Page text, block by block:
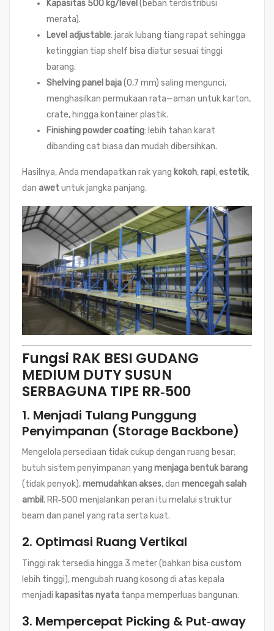
Kapasitas 500 kg/level (beban terdistribusi
merata).
Level adjustable: jarak lubang tiang rapat sehingga
ketinggian tiap shelf bisa diatur sesuai tinggi
barang.
Shelving panel baja(0,7 mm) saling mengunci,
menghasilkan permukaan rata—aman untuk karton,
crate, hingga kontainer plastik.
Finishing powder coating: lebih tahan karat
dibanding cat biasa dan mudah dibersihkan.
Hasilnya, Anda mendapatkan rak yang kokoh,rapi,estetik,
dan awetuntuk jangka panjang.
Fungsi RAK BESI GUDANG
MEDIUM DUTY SUSUN
SERBAGUNA TIPE RR‑500
1. Menjadi Tulang Punggung
Penyimpanan (Storage Backbone)
Mengelola persediaan tidak cukup dengan ruang besar;
butuh sistem penyimpanan yang menjaga bentuk barang
(tidak penyok),memudahkan akses, dan mencegah salah
ambil. RR‑500 menjalankan peran itu melalui struktur
beam dan panel yang rata serta kuat.
2. Optimasi Ruang Vertikal
Tinggi rak tersedia hingga 3 meter (bahkan bisa custom
lebih tinggi), mengubah ruang kosong di atas kepala
menjadi kapasitas nyata tanpa memperluas bangunan.
3. Mempercepat Picking & Put‑away